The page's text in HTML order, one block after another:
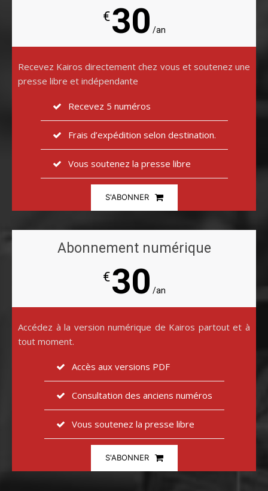
€30 /an
Recevez Kairos directement chez vous et soutenez une
presse libre et indépendante
Recevez 5 numéros
Frais d’expédition selon destination.
Vous soutenez la presse libre
S'ABONNER
Abonnement numérique
€30 /an
Accédez à la version numérique de Kairos partout et à
tout moment.
Accès aux versions PDF
Consultation des anciens numéros
Vous soutenez la presse libre
S'ABONNER